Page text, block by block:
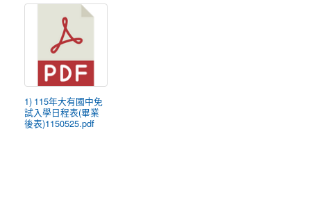
1) 115年大有國中免
試入學日程表(畢業
後表)1150525.pdf